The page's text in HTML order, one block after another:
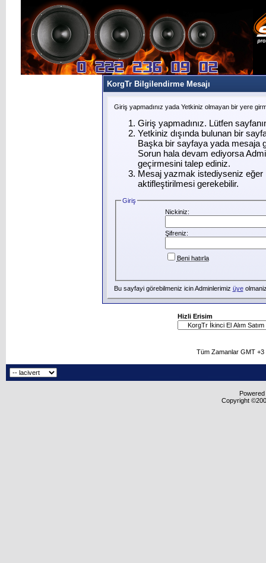
KorgTr Bilgilendirme Mesajı
Giriş yapmadınız yada Yetkiniz olmayan bir yere
Giriş yapmadınız. Lütfen
Yetkiniz dışında bulunan bir
Başka bir sayfaya yada mesaja
Sorun hala devam ediyorsa
geçirmesini talep ediniz.
Mesaj yazmak istediyseniz eğer
aktifleştirilmesi gerekebilir.
Giriş
Nickiniz:
Şifreniz:
Beni hatırla
Bu sayfayi görebilmeniz icin Adminlerimiz üye
Hizli Erisim
Tüm Zamanlar GMT
Copyright